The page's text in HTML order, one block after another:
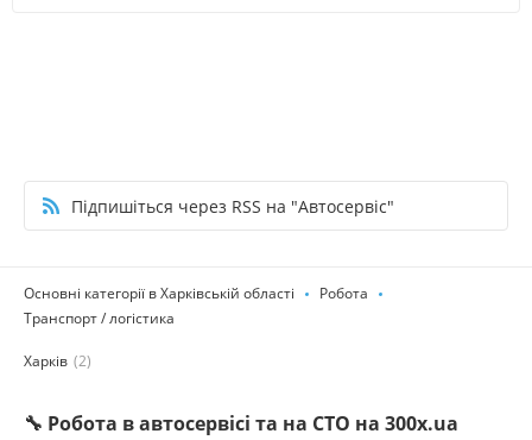
Підпишіться через RSS на "Автосервіс"
Основні категорії в Харківській області
Робота
Транспорт / логістика
Харків (2)
🔧 Робота в автосервісі та на СТО на 300x.ua